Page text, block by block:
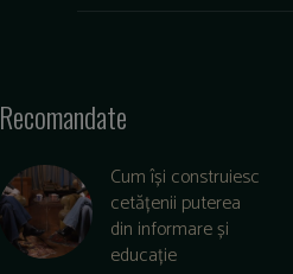
Recomandate
Cum își construiesc
cetățenii puterea
din informare și
educație